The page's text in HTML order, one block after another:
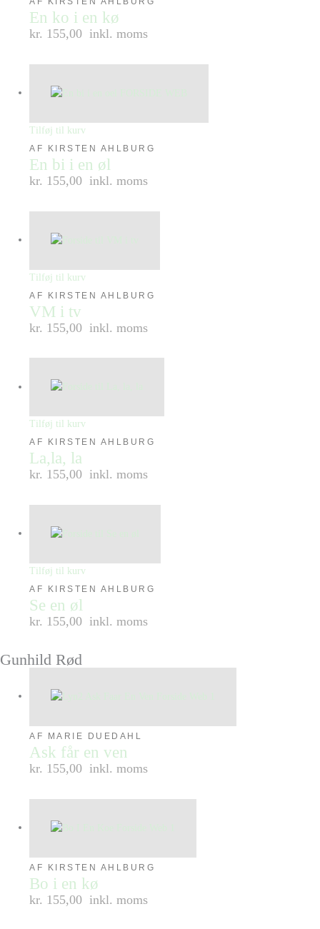
En ko i en kø
kr. 155,00 inkl. moms
Tilføj til kurv
AF KIRSTEN AHLBURG
En bi i en øl
kr. 155,00 inkl. moms
Tilføj til kurv
AF KIRSTEN AHLBURG
VM i tv
kr. 155,00 inkl. moms
Tilføj til kurv
AF KIRSTEN AHLBURG
La,la, la
kr. 155,00 inkl. moms
Tilføj til kurv
AF KIRSTEN AHLBURG
Se en øl
kr. 155,00 inkl. moms
Gunhild Rød
AF MARIE DUEDAHL
Ask får en ven
kr. 155,00 inkl. moms
AF KIRSTEN AHLBURG
Bo i en kø
kr. 155,00 inkl. moms